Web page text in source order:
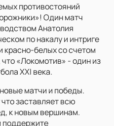
противостояний
Один матч
Анатолия
по накалу и интриге
красно-белых со счетом
«Локомотив» - один из
XXI века.
матчи и победы.
заставляет всю
к новым вершинам.
поддержите